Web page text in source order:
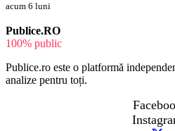
acum 6 luni
Publice.RO
100% public
Publice.ro este o platformă
analize pentru toți.